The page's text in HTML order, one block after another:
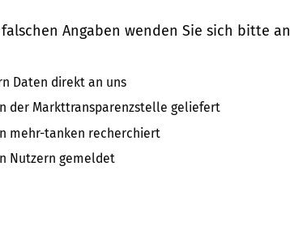
Angaben wenden Sie sich bitte an
Daten direkt an uns
der Markttransparenzstelle geliefert
mehr-tanken recherchiert
Nutzern gemeldet